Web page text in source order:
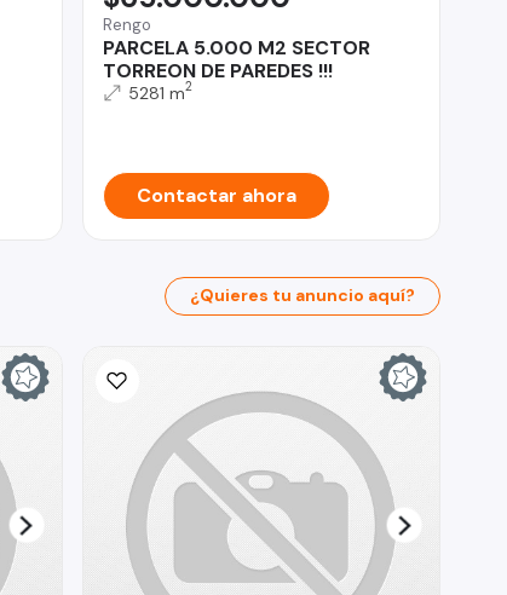
Rengo
PARCELA 5.000 M2 SECTOR
TORREON DE PAREDES !!!
5281 m2
Contactar ahora
¿Quieres tu anuncio aquí?